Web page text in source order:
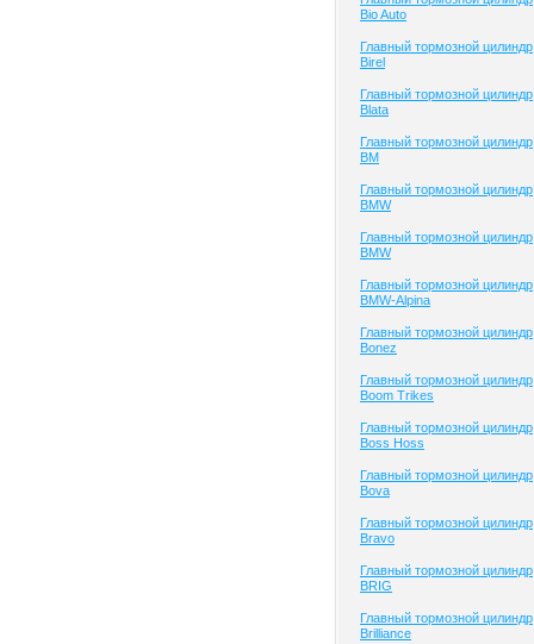
Bio Auto
Главный тормозной цилиндр
Birel
Главный тормозной цилиндр
Blata
Главный тормозной цилиндр
BM
Главный тормозной цилиндр
BMW
Главный тормозной цилиндр
BMW
Главный тормозной цилиндр
BMW-Alpina
Главный тормозной цилиндр
Bonez
Главный тормозной цилиндр
Boom Trikes
Главный тормозной цилиндр
Boss Hoss
Главный тормозной цилиндр
Bova
Главный тормозной цилиндр
Bravo
Главный тормозной цилиндр
BRIG
Главный тормозной цилиндр
Brilliance